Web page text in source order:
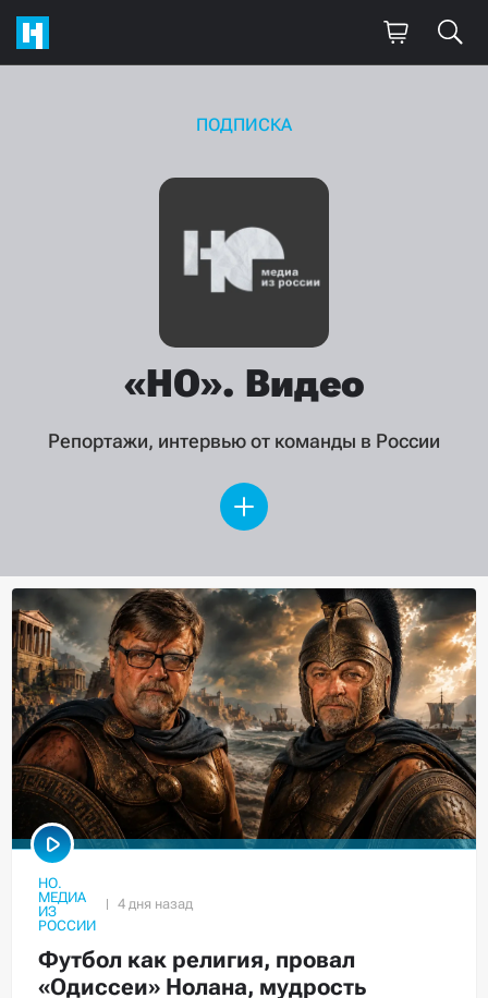
ПОДПИСКА
«НО». Видео
Репортажи, интервью от команды в России
НО.
МЕДИА
ИЗ
РОССИИ
Футбол как религия, провал
«Одиссеи» Нолана, мудрость